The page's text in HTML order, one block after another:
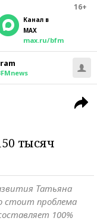
16+
Канал в
MAX
max.ru/bfm
тысяч
Татьяна
стоит проблема
100%